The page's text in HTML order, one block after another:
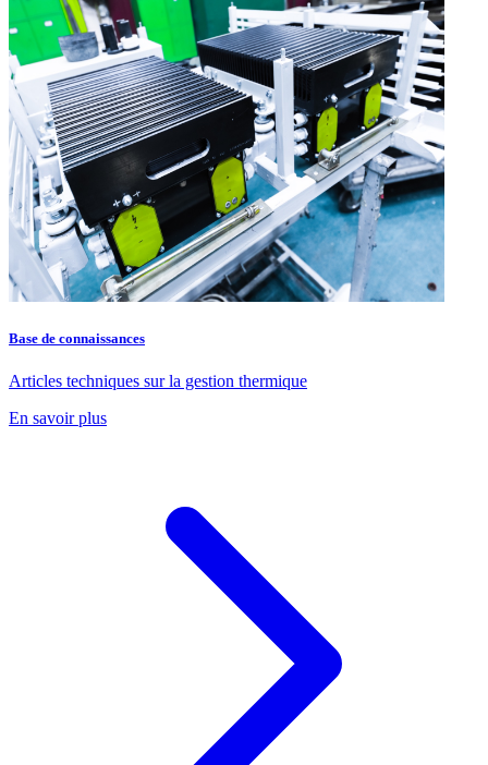
Base de connaissances
Articles techniques sur la gestion thermique
En savoir plus